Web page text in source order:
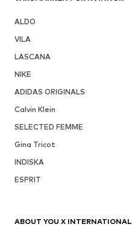
ALDO
VILA
LASCANA
NIKE
ADIDAS ORIGINALS
Calvin Klein
SELECTED FEMME
Gina Tricot
INDISKA
ESPRIT
ABOUT YOU X INTERNATIONAL